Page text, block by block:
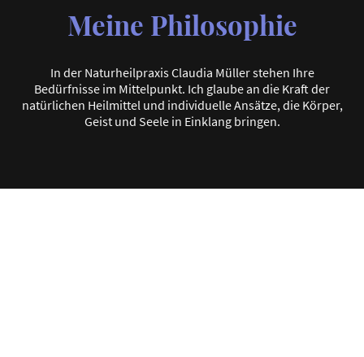
Meine Philosophie
In der Naturheilpraxis Claudia Müller stehen Ihre
Bedürfnisse im Mittelpunkt. Ich glaube an die Kraft der
natürlichen Heilmittel und individuelle Ansätze, die Körper,
Geist und Seele in Einklang bringen.